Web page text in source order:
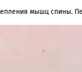
мышц спины.